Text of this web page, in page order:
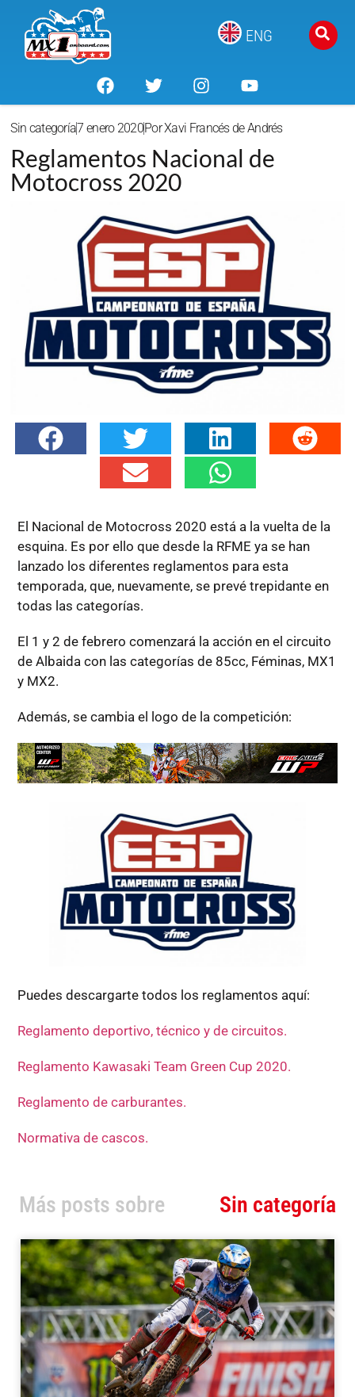
ENG
Sin categoría7 enero 2020PorXavi Francés de Andrés
Reglamentos Nacional de
Motocross 2020
El Nacional de Motocross 2020 está a la vuelta de la
esquina. Es por ello que desde la RFME ya se han
lanzado los diferentes reglamentos para esta
temporada, que, nuevamente, se prevé trepidante en
todas las categorías.
El 1 y 2 de febrero comenzará la acción en el circuito
de Albaida con las categorías de 85cc, Féminas, MX1
y MX2.
Además, se cambia el logo de la competición:
Puedes descargarte todos los reglamentos aquí:
Reglamento deportivo, técnico y de circuitos.
Reglamento Kawasaki Team Green Cup 2020.
Reglamento de carburantes.
Normativa de cascos.
Más posts sobre Sin categoría